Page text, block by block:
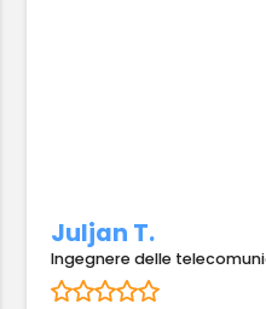
Juljan T.
Ingegnere delle